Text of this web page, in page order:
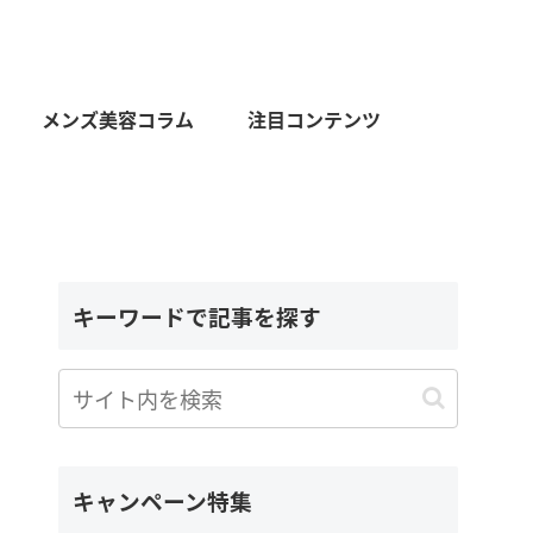
メンズ美容コラム 注目コンテンツ
キーワードで記事を探す
キャンペーン特集